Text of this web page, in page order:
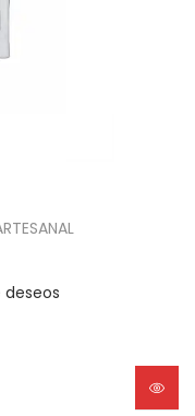
deseos